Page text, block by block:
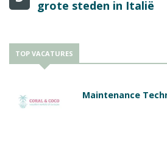
grote steden in Italië
TOP VACATURES
Maintenance